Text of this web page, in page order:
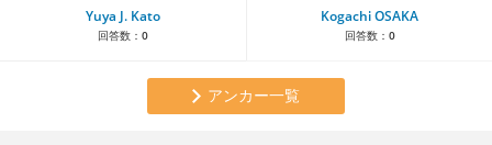
Yuya J. Kato
回答数： 0
Kogachi OSAKA
回答数： 0
アンカー一覧